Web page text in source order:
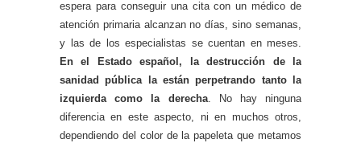
espera para conseguir una cita con un médico de
atención primaria alcanzan no días, sino semanas,
y las de los especialistas se cuentan en meses.
En el Estado español, la destrucción de la
sanidad pública la están perpetrando tanto la
izquierda como la derecha. No hay ninguna
diferencia en este aspecto, ni en muchos otros,
dependiendo del color de la papeleta que metamos